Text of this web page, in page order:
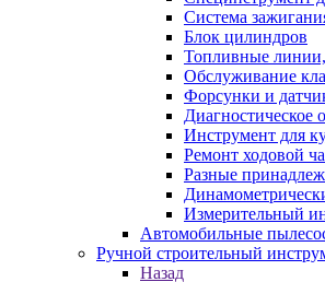
Система
Блок цилиндров
Топливные
Обслуживание
Форсунки и
Диагностическое
Инструмент для
Ремонт ходовой
Разные
Измерительный
Автомобильные
Ручной строительный
Назад